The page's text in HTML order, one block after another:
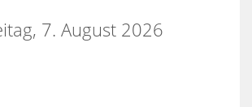
7. August 2026